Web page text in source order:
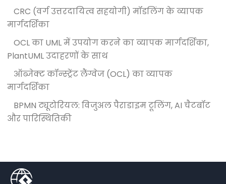
CRC (वर्ग उत्तरदायित्व सहयोगी) मॉडलिंग के व्यापक
मार्गदर्शिका
OCL का UML में उपयोग करने का व्यापक मार्गदर्शिका,
PlantUML उदाहरणों के साथ
ऑब्जेक्ट कॉन्स्ट्रेंट लैंग्वेज (OCL) का व्यापक
मार्गदर्शिका
BPMN ट्यूटोरियल: विजुअल पैराडाइम टूलिंग, AI चैटबॉट
और पारिस्थितिकी